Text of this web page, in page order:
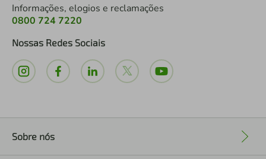
Informações, elogios e reclamações
0800 724 7220
Nossas Redes Sociais
Sobre nós